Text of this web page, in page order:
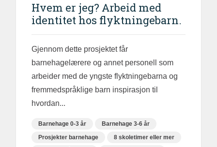
Hvem er jeg? Arbeid med
identitet hos flyktningebarn.
Gjennom dette prosjektet får
barnehagelærere og annet personell som
arbeider med de yngste flyktningebarna og
fremmedspråklige barn inspirasjon til
hvordan...
Barnehage 0-3 år
Barnehage 3-6 år
Prosjekter barnehage
8 skoletimer eller mer